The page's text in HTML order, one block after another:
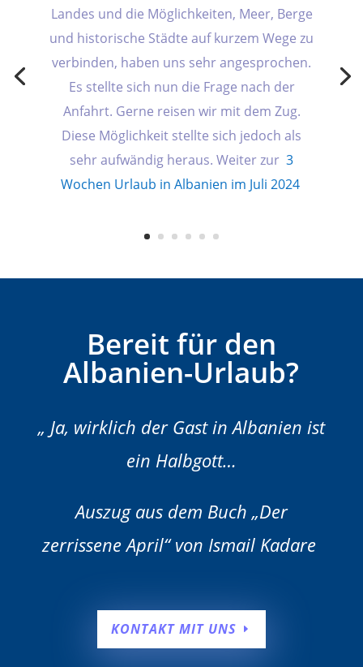
Landes und die Möglichkeiten, Meer, Berge
und historische Städte auf kurzem Wege zu
verbinden, haben uns sehr angesprochen.
Es stellte sich nun die Frage nach der
Anfahrt. Gerne reisen wir mit dem Zug.
Diese Möglichkeit stellte sich jedoch als
sehr aufwändig heraus. Weiter zur 3
Wochen Urlaub in Albanien im Juli 2024
Bereit für den
Albanien-Urlaub?
„ Ja, wirklich der Gast in Albanien ist
ein Halbgott…
Auszug aus dem Buch „Der
zerrissene April“ von Ismail Kadare
KONTAKT MIT UNS